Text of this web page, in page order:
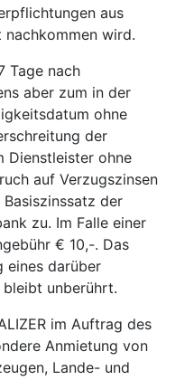
aus
nachkommen wird.
Tage nach
aber zum in der
ohne
der
Dienstleister ohne
auf Verzugszinsen
der
zu. Im Falle einer
€ 10,-. Das
eines darüber
bleibt unberührt.
im Auftrag des
Anmietung von
Lande- und